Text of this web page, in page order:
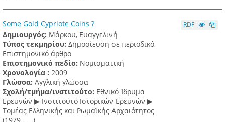
Some Gold Cypriote Coins ?
Δημιουργός: Μάρκου, Ευαγγελινή
Τύπος τεκμηρίου: Δημοσίευση σε περιοδικό,
Επιστημονικό άρθρο
Επιστημονικό πεδίο: Νομισματική
Χρονολογία : 2009
Γλώσσα: Αγγλική γλώσσα
Σχολή/τμήμα/ινστιτούτο: Εθνικό Ίδρυμα
Ερευνών ▶ Ινστιτούτο Ιστορικών Ερευνών ▶
Τομέας Ελληνικής και Ρωμαϊκής Αρχαιότητος
RDF